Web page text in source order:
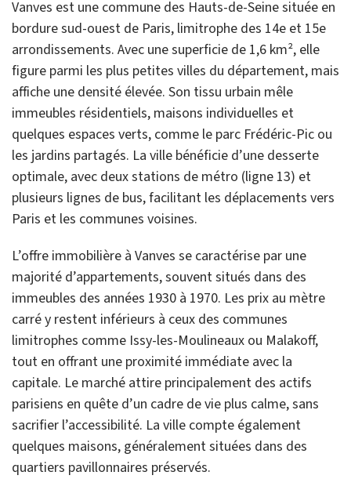
Vanves est une commune des Hauts-de-Seine située en
bordure sud-ouest de Paris, limitrophe des 14e et 15e
arrondissements. Avec une superficie de 1,6 km², elle
figure parmi les plus petites villes du département, mais
affiche une densité élevée. Son tissu urbain mêle
immeubles résidentiels, maisons individuelles et
quelques espaces verts, comme le parc Frédéric-Pic ou
les jardins partagés. La ville bénéficie d’une desserte
optimale, avec deux stations de métro (ligne 13) et
plusieurs lignes de bus, facilitant les déplacements vers
Paris et les communes voisines.
L’offre immobilière à Vanves se caractérise par une
majorité d’appartements, souvent situés dans des
immeubles des années 1930 à 1970. Les prix au mètre
carré y restent inférieurs à ceux des communes
limitrophes comme Issy-les-Moulineaux ou Malakoff,
tout en offrant une proximité immédiate avec la
capitale. Le marché attire principalement des actifs
parisiens en quête d’un cadre de vie plus calme, sans
sacrifier l’accessibilité. La ville compte également
quelques maisons, généralement situées dans des
quartiers pavillonnaires préservés.